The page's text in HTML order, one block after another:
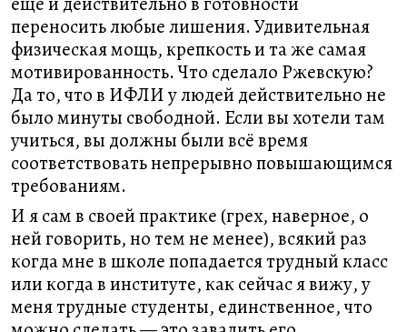
переносить любые лишения. Удивительная
физическая мощь, крепкость и та же самая
мотивированность. Что сделало Ржевскую?
Да то, что в ИФЛИ у людей действительно не
было минуты свободной. Если вы хотели там
учиться, вы должны были всё время
соответствовать непрерывно повышающимся
требованиям.
И я сам в своей практике (грех, наверное, о
ней говорить, но тем не менее), всякий раз
когда мне в школе попадается трудный класс
или когда в институте, как сейчас я вижу, у
меня трудные студенты, единственное, что